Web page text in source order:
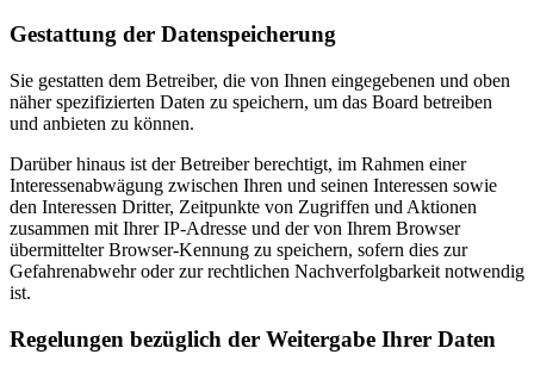
Gestattung der Datenspeicherung
Sie gestatten dem Betreiber, die von Ihnen eingegebenen und oben
näher spezifizierten Daten zu speichern, um das Board betreiben
und anbieten zu können.
Darüber hinaus ist der Betreiber berechtigt, im Rahmen einer
Interessenabwägung zwischen Ihren und seinen Interessen sowie
den Interessen Dritter, Zeitpunkte von Zugriffen und Aktionen
zusammen mit Ihrer IP-Adresse und der von Ihrem Browser
übermittelter Browser-Kennung zu speichern, sofern dies zur
Gefahrenabwehr oder zur rechtlichen Nachverfolgbarkeit notwendig
ist.
Regelungen bezüglich der Weitergabe Ihrer Daten